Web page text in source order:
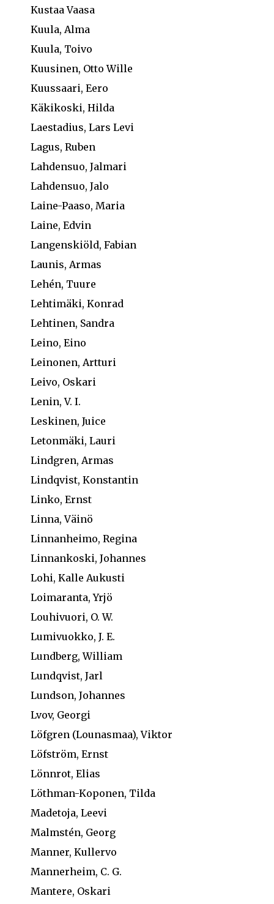
Kustaa Vaasa
Kuula, Alma
Kuula, Toivo
Kuusinen, Otto Wille
Kuussaari, Eero
Käkikoski, Hilda
Laestadius, Lars Levi
Lagus, Ruben
Lahdensuo, Jalmari
Lahdensuo, Jalo
Laine-Paaso, Maria
Laine, Edvin
Langenskiöld, Fabian
Launis, Armas
Lehén, Tuure
Lehtimäki, Konrad
Lehtinen, Sandra
Leino, Eino
Leinonen, Artturi
Leivo, Oskari
Lenin, V. I.
Leskinen, Juice
Letonmäki, Lauri
Lindgren, Armas
Lindqvist, Konstantin
Linko, Ernst
Linna, Väinö
Linnanheimo, Regina
Linnankoski, Johannes
Lohi, Kalle Aukusti
Loimaranta, Yrjö
Louhivuori, O. W.
Lumivuokko, J. E.
Lundberg, William
Lundqvist, Jarl
Lundson, Johannes
Lvov, Georgi
Löfgren (Lounasmaa), Viktor
Löfström, Ernst
Lönnrot, Elias
Löthman-Koponen, Tilda
Madetoja, Leevi
Malmstén, Georg
Manner, Kullervo
Mannerheim, C. G.
Mantere, Oskari